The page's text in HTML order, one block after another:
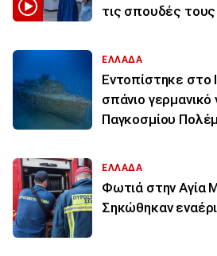
τις σπουδές
ΕΛΛΑΔΑ
Εντοπίστηκε στο
σπάνιο γερμανικό
Παγκοσμίου
ΕΛΛΑΔΑ
Φωτιά στην Aγία
Σηκώθηκαν